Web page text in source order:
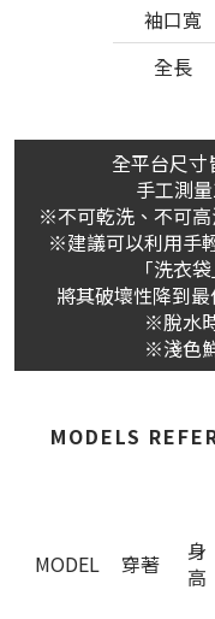
袖口寬
全長
全平台尺
手工測
※不可乾洗、不可
※建議可以利用手
「洗衣
將其破壞性降到
※脫水
※淺色
MODELS
MODEL 穿著
身
高